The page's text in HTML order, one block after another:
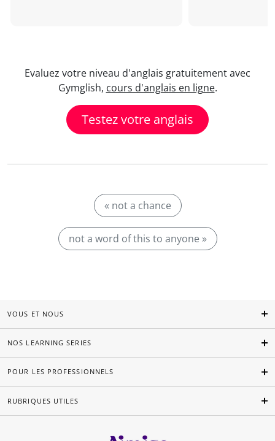
Evaluez votre niveau d'anglais gratuitement avec
Gymglish, cours d'anglais en ligne.
Testez votre anglais
« not a chance
not a word of this to anyone »
VOUS ET NOUS
NOS LEARNING SERIES
POUR LES PROFESSIONNELS
RUBRIQUES UTILES